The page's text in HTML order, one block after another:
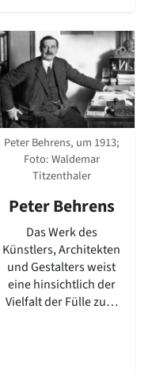
Peter Behrens, um 1913;
Foto: Waldemar
Titzenthaler
Peter Behrens
Das Werk des
Künstlers, Architekten
und Gestalters weist
eine hinsichtlich der
Vielfalt der Fülle zu…